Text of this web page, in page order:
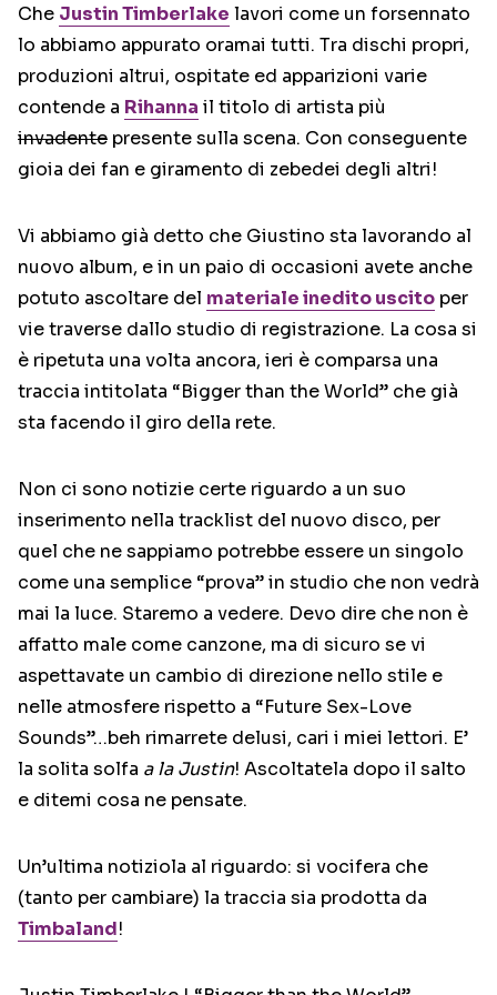
Che Justin Timberlake lavori come un forsennato
lo abbiamo appurato oramai tutti. Tra dischi propri,
produzioni altrui, ospitate ed apparizioni varie
contende a Rihanna il titolo di artista più
invadente presente sulla scena. Con conseguente
gioia dei fan e giramento di zebedei degli altri!
Vi abbiamo già detto che Giustino sta lavorando al
nuovo album, e in un paio di occasioni avete anche
potuto ascoltare del materiale inedito uscito per
vie traverse dallo studio di registrazione. La cosa si
è ripetuta una volta ancora, ieri è comparsa una
traccia intitolata “Bigger than the World” che già
sta facendo il giro della rete.
Non ci sono notizie certe riguardo a un suo
inserimento nella tracklist del nuovo disco, per
quel che ne sappiamo potrebbe essere un singolo
come una semplice “prova” in studio che non vedrà
mai la luce. Staremo a vedere. Devo dire che non è
affatto male come canzone, ma di sicuro se vi
aspettavate un cambio di direzione nello stile e
nelle atmosfere rispetto a “Future Sex-Love
Sounds”…beh rimarrete delusi, cari i miei lettori. E’
la solita solfa a la Justin! Ascoltatela dopo il salto
e ditemi cosa ne pensate.
Un’ultima notiziola al riguardo: si vocifera che
(tanto per cambiare) la traccia sia prodotta da
Timbaland!